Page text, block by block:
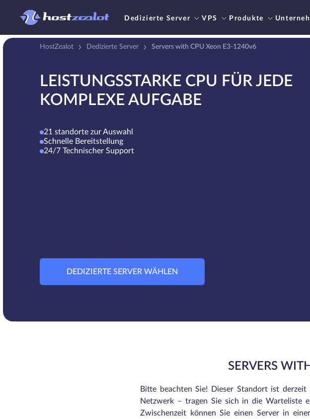
Dedizierte Server VPS Produkte
HostZealot Dedizierte Server Servers with CPU Xeon E3-1240v6
LEISTUNGSSTARKE CPU FÜR JEDE
KOMPLEXE AUFGABE
21 standorte zur Auswahl
Schnelle Bereitstellung
24/7 Technischer Support
DEDIZIERTE SERVER WÄHLEN
SERVERS
Bitte beachten Sie! Dieser Standort ist
Netzwerk – tragen Sie sich in die Warteliste
Zwischenzeit können Sie einen Server in